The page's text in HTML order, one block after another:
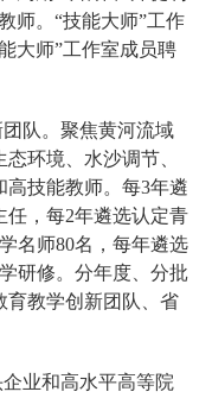
师。“技能大师”工作
大师”工作室成员聘
队。聚焦黄河流域
环境、水沙调节、
技能教师。每3年遴
任，每2年遴选认定青
名师80名，每年遴选
研修。分年度、分批
育教学创新团队、省
业和高水平高等院